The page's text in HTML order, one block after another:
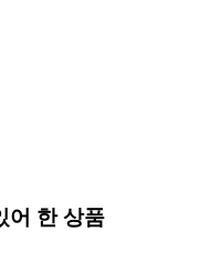
어 한 상품